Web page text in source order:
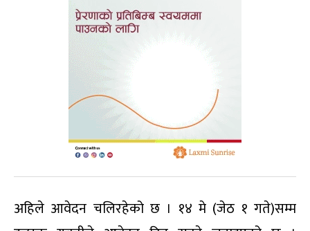
अहिले आवेदन चलिरहेको छ । १४ मे (जेठ १ गते)सम्म